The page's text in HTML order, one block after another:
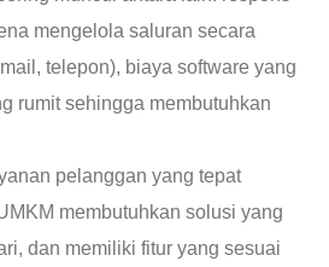
mengelola saluran secara
telepon), biaya software yang
rumit sehingga membutuhkan
pelanggan yang tepat
membutuhkan solusi yang
dan memiliki fitur yang sesuai